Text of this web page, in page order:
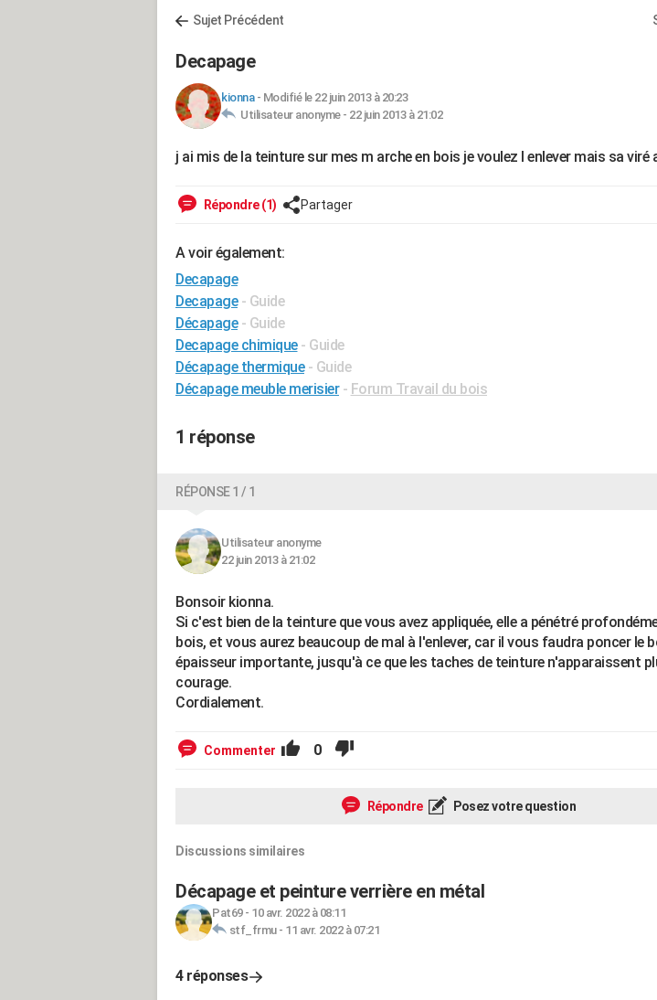
Sujet Précédent
Decapage
kionna- Modifié le 22 juin 2013 à 20:23
Utilisateur anonyme - 22 juin 2013 à 21:02
j ai mis de la teinture sur mes m arche en bois je voulez l enlever mais sa viré
Répondre (1) Partager
A voir également:
Decapage
Decapage - Guide
Décapage - Guide
Decapage chimique - Guide
Décapage thermique - Guide
Décapage meuble merisier - Forum Travail du bois
1 réponse
RÉPONSE 1 / 1
Utilisateur anonyme
22 juin 2013 à 21:02
Bonsoir kionna.
Si c'est bien de la teinture que vous avez appliquée, elle a pénétré
bois, et vous aurez beaucoup de mal à l'enlever, car il vous faudra poncer le
épaisseur importante, jusqu'à ce que les taches de teinture n'apparaissent
courage.
Cordialement.
Commenter 0
Répondre Posez votre question
Discussions similaires
Décapage et peinture verrière en métal
Pat69- 10 avr. 2022 à 08:11
stf_frmu- 11 avr. 2022 à 07:21
4 réponses